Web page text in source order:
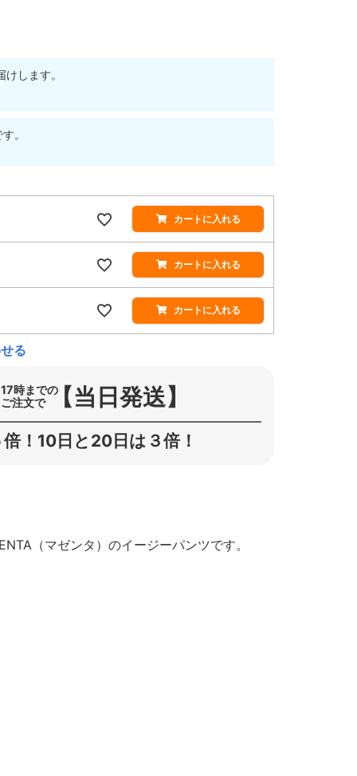
けします。
。
カートに入れる
カートに入れる
カートに入れる
る
17時までの
ご注文で 【当日発送】
！10日と20日は３倍！
（マゼンタ）のイージーパンツです。